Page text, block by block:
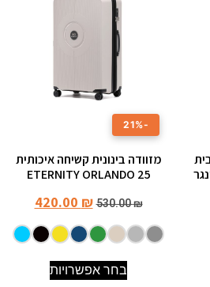
מבית
-21%
מזוודה בינונית קשיחה איכותית
25 ETERNITY ORLANDO
530.00₪
420.00 ₪
בחר אפשרויות